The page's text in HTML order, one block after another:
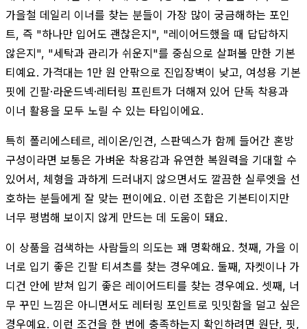
가을철 데일리 이너를 찾는 분들이 가장 많이 궁금해하는 포인
트, 즉 "하나만 입어도 괜찮은지", "레이어드했을 때 답답하지
않은지", "세탁과 관리가 쉬운지"를 중심으로 살펴볼 만한 기본
티예요. 가격대는 1만 원 안팎으로 진입장벽이 낮고, 여성용 기본
핏에 긴팔·라운드넥·레터링 프린트가 더해져 있어 단독 착용과
이너 활용을 모두 노릴 수 있는 타입이에요.
특히 폴리에스테르, 레이온/인견, 스판덱스가 함께 들어간 혼방
구성이라면 보통은 가벼운 착용감과 유연한 복원력을 기대할 수
있어서, 체형을 과하게 드러내지 않으면서도 깔끔한 실루엣을 선
호하는 분들에게 잘 맞는 편이에요. 이런 조합은 기본티이지만
너무 평범해 보이지 않게 만드는 데 도움이 돼요.
이 상품을 검색하는 사람들의 의도는 꽤 명확해요. 첫째, 가을 이
너로 입기 좋은 긴팔 티셔츠를 찾는 경우예요. 둘째, 자켓이나 가
디건 안에 받쳐 입기 좋은 레이어드티를 찾는 경우예요. 셋째, 너
무 꾸민 느낌은 아니면서도 레터링 포인트로 밋밋함을 덜고 싶은
경우예요. 이런 조건을 한 번에 충족하는지 확인하려면 원단, 핏,